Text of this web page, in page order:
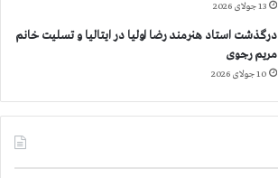
13 جولای 2026
درگذشت استاد هنرمند رضا اولیا در ایتالیا و تسلیت خانم
مریم رجوی
10 جولای 2026